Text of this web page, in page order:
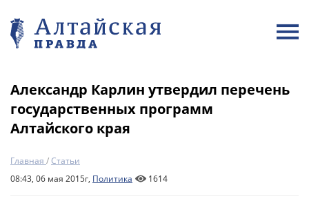
Александр Карлин утвердил перечень
государственных программ
Алтайского края
Главная /Статьи
08:43, 06 мая 2015г, Политика 1614